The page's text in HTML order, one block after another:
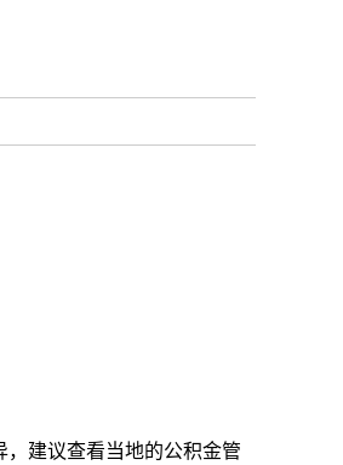
建议查看当地的公积金管